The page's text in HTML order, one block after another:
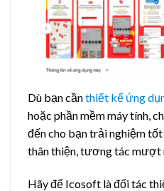
Dù bạn cầnthiết kế ứng
hoặc phần mềm máy tính,
đến cho bạn trải nghiệm
thân thiện, tương tác mượt
Hãy để Icosoft là đối tác